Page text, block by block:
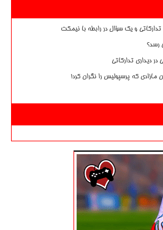
تدارکاتی و یک سؤال در رابطه با نیمکت
رسد؟
دیداری تدارکاتی
مازادی که پرسپولیس را نگران کرد!